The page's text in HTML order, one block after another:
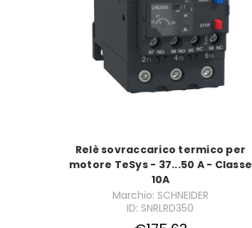
Relè sovraccarico termico per
motore TeSys - 37...50 A - Classe
10A
Marchio: SCHNEIDER
ID: SNRLRD350